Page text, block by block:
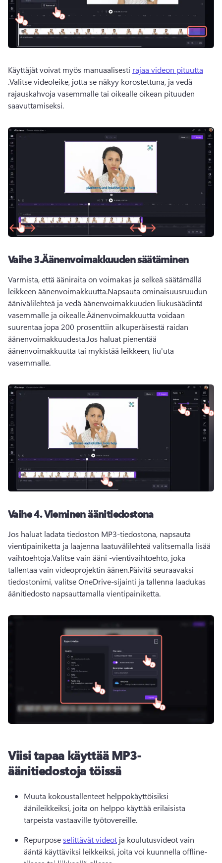
Käyttäjät voivat myös manuaalisesti rajaa videon pituutta
.Valitse videoleike, jotta se näkyy korostettuna, ja vedä
rajauskahvoja vasemmalle tai oikealle oikean pituuden
saavuttamiseksi.
Vaihe 3.Äänenvoimakkuuden säätäminen
Varmista, että ääniraita on voimakas ja selkeä säätämällä
leikkeen äänenvoimakkuutta.Napsauta ominaisuusruudun
äänivälilehteä ja vedä äänenvoimakkuuden liukusäädintä
vasemmalle ja oikealle.Äänenvoimakkuutta voidaan
suurentaa jopa 200 prosenttiin alkuperäisestä raidan
äänenvoimakkuudesta.Jos haluat pienentää
äänenvoimakkuutta tai mykistää leikkeen, liu'uta
vasemmalle.
Vaihe 4. Vieminen äänitiedostona
Jos haluat ladata tiedoston MP3-tiedostona, napsauta
vientipainiketta ja laajenna laatuvälilehteä valitsemalla lisää
vaihtoehtoja.Valitse vain ääni -vientivaihtoehto, joka
tallentaa vain videoprojektin äänen.Päivitä seuraavaksi
tiedostonimi, valitse OneDrive-sijainti ja tallenna laadukas
äänitiedosto napsauttamalla vientipainiketta.
Viisi tapaa käyttää MP3-
äänitiedostoja töissä
Muuta kokoustallenteet helppokäyttöisiksi
äänileikkeiksi, joita on helppo käyttää erilaisista
tarpeista vastaaville työtovereille.
Repurpose selittävät videot ja koulutusvideot vain
ääntä käyttäviksi leikkeiksi, joita voi kuunnella offline-